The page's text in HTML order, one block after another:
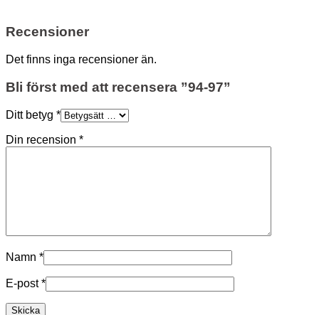
Recensioner
Det finns inga recensioner än.
Bli först med att recensera ”94-97”
Ditt betyg *
Din recension *
Namn *
E-post*